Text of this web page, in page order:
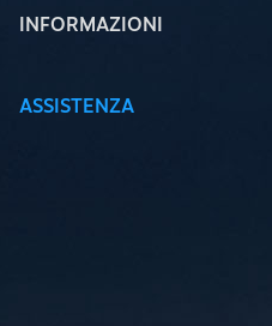
INFORMAZIONI
ASSISTENZA